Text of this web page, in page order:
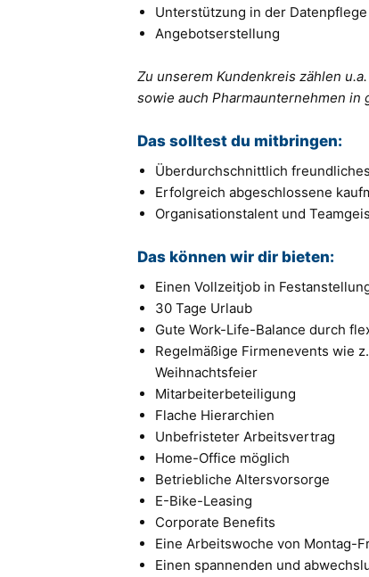
Unterstützung in der Datenpflege
Angebotserstellung
Zu unserem Kundenkreis zählen
sowie auch Pharmaunternehmen in
Das solltest du mitbringen:
Überdurchschnittlich
Erfolgreich abgeschlossene
Organisationstalent und
Das können wir dir bieten:
‍Einen Vollzeitjob in
30 Tage Urlaub
Gute Work-Life-Balance durch
Regelmäßige Firmenevents wie
Weihnachtsfeier
Mitarbeiterbeteiligung
Flache Hierarchien
Unbefristeter Arbeitsvertrag
Home-Office möglich
Betriebliche Altersvorsorge
E-Bike-Leasing
Corporate Benefits
Eine Arbeitswoche von Montag-
Einen spannenden und